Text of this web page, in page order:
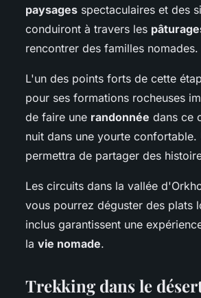
paysages spectaculaires et des
conduiront à travers les
rencontrer des familles nomades.
L'un des points forts de cette
pour ses formations rocheuses
de faire une randonnée dans ce
nuit dans une yourte
permettra de partager des
Les circuits dans la vallée
vous pourrez déguster des plats
inclus garantissent une
la vie nomade.
Trekking dans le